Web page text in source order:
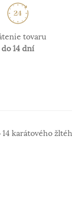
tovaru
do 14 dní
karátového